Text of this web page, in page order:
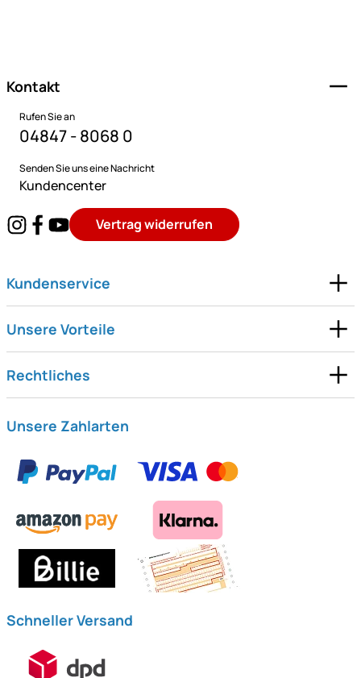
Kontakt
Rufen Sie an
04847 - 8068 0
Senden Sie uns eine Nachricht
Kundencenter
Vertrag widerrufen
Kundenservice
Unsere Vorteile
Rechtliches
Unsere Zahlarten
Schneller Versand